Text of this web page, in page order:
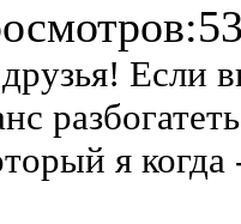
Если
я